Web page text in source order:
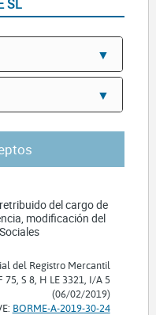
SL
del cargo de
modificación del
del Registro Mercantil
75, S 8, H LE 3321, I/A 5
(06/02/2019)
BORME-A-2019-30-24